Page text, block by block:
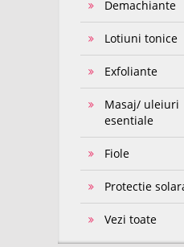
Demachiante
Lotiuni tonice
Exfoliante
Masaj/ uleiuri
esentiale
Fiole
Protectie
Vezi toate